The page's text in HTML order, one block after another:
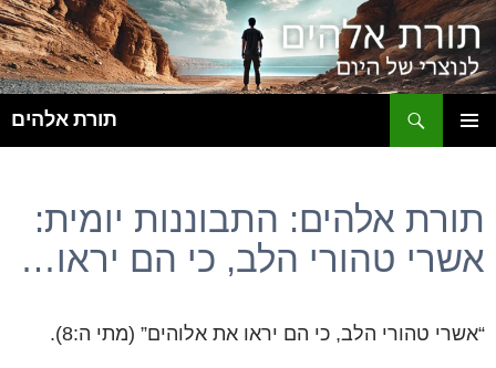
תורת אלהים
תורת אלהים: התבוננות יומית:
אשרי טהורי הלב, כי הם יראו…
“אשרי טהורי הלב, כי הם יראו את אלוהים” (מתי ה:8).